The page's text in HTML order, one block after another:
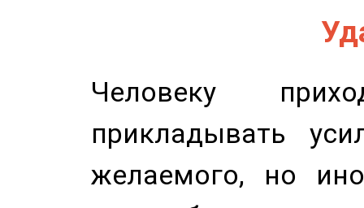
Человеку
прикладывать
желаемого, но